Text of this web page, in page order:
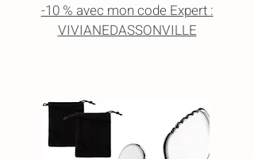
-10 % avec mon code Expert :
VIVIANEDASSONVILLE